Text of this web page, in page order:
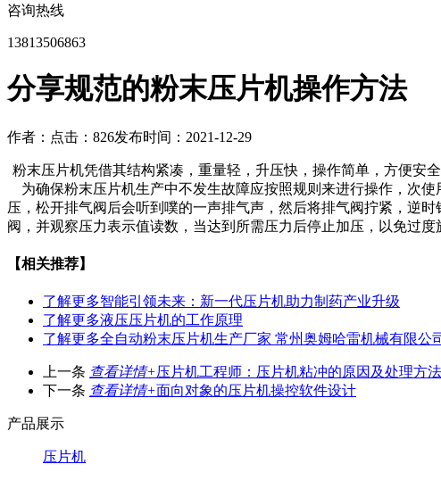
咨询热线
13813506863
分享规范的粉末压片机操作方法
作者： 点击：826发布时间：2021-12-29
粉末压片机凭借其结构紧凑，重量轻，升压快，操作简单，方便安
为确保粉末压片机生产中不发生故障应按照规则来进行操作，次
压，松开排气阀后会听到噗的一声排气声，然后将排气阀拧紧，逆
阀，并观察压力表示值读数，当达到所需压力后停止加压，以免过度
【相关推荐】
了解更多智能引领未来：新一代压片机助力制药产业升级
了解更多液压压片机的工作原理
了解更多全自动粉末压片机生产厂家 常州奥姆哈雷机械有限公
上一条 查看详情+压片机工程师：压片机粘冲的原因及处理方法
下一条 查看详情+面向对象的压片机操控软件设计
产品展示
压片机